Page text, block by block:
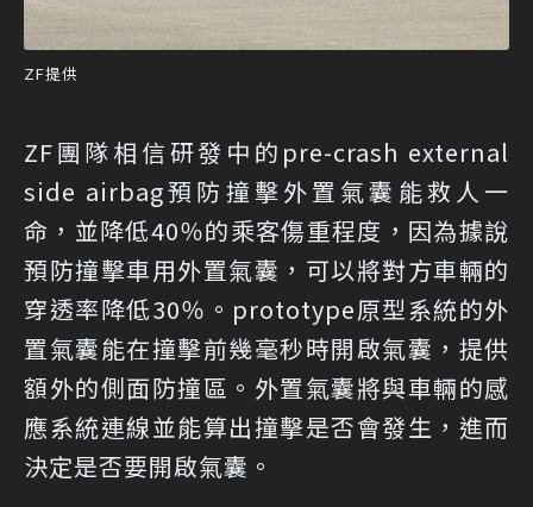
ZF提供
ZF團隊相信研發中的pre-crash external
side airbag預防撞擊外置氣囊能救人一
命，並降低40％的乘客傷重程度，因為據說
預防撞擊車用外置氣囊，可以將對方車輛的
穿透率降低30％。prototype原型系統的外
置氣囊能在撞擊前幾毫秒時開啟氣囊，提供
額外的側面防撞區。外置氣囊將與車輛的感
應系統連線並能算出撞擊是否會發生，進而
決定是否要開啟氣囊。